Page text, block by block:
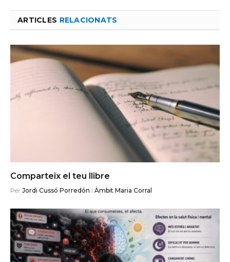
ARTICLES RELACIONATS
Comparteix el teu llibre
Per Jordi Cussó Porredón i Àmbit Maria Corral